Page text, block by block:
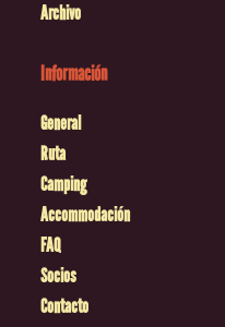
Archivo
Información
General
Ruta
Camping
Accommodación
FAQ
Socios
Contacto